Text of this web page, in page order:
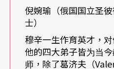
「速度」与「张力」在葛
格特征」与速度在时代风
倪婉瑜（俄国国立圣
士）
穆辛一生作育英才，
他的四大弟子皆为当
师，除了葛济夫（